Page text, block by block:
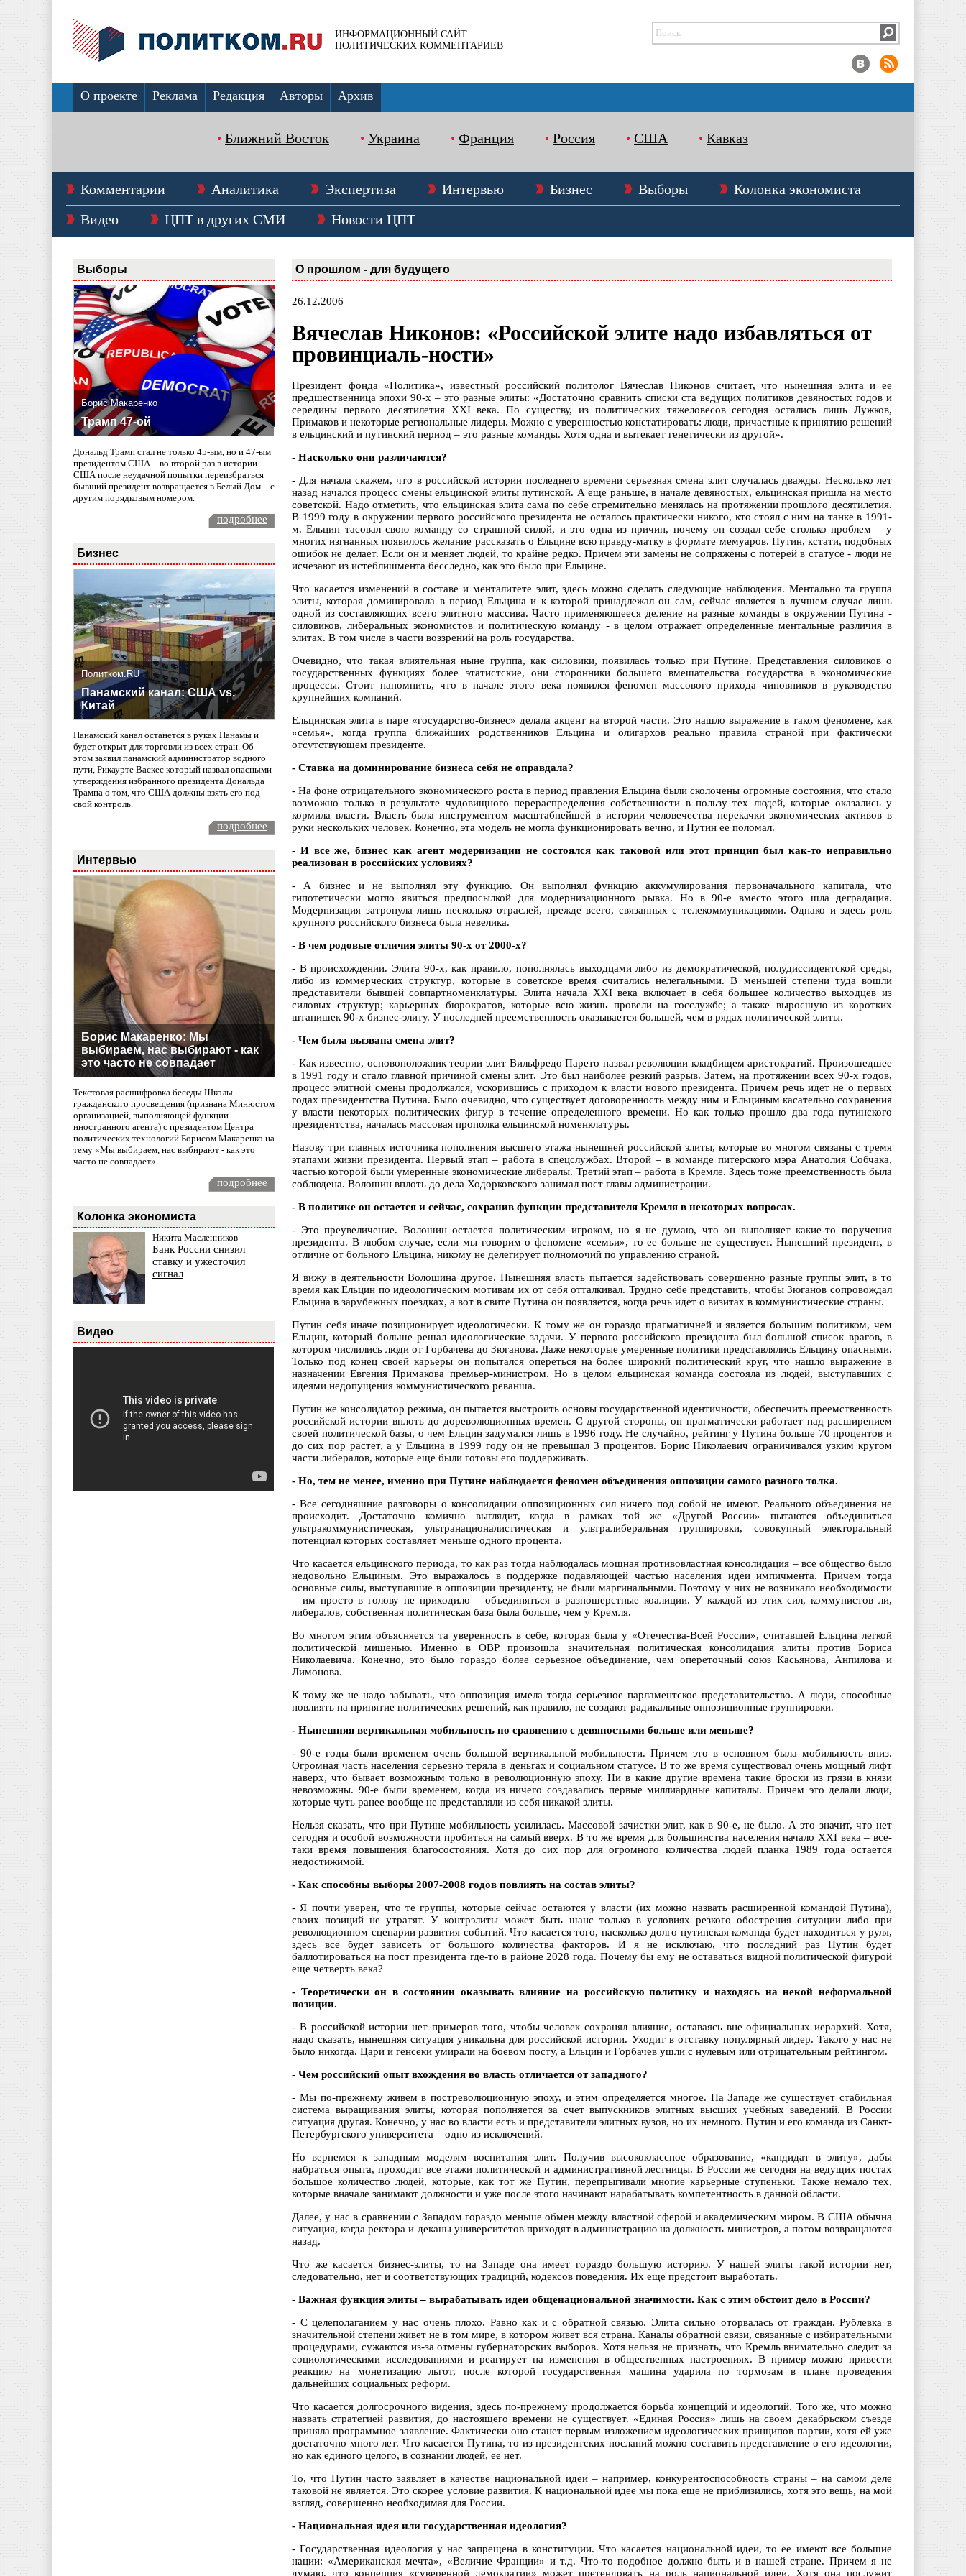
ИНФОРМАЦИОННЫЙ САЙТ
ПОЛИТИЧЕСКИХ КОММЕНТАРИЕВ
О проекте Реклама Редакция Авторы Архив
Ближний Восток Украина Франция Россия США Кавказ
Комментарии Аналитика Экспертиза Интервью Бизнес Выборы
Колонка экономиста
Видео
ЦПТ в других СМИ Новости ЦПТ
Выборы
Борис Макаренко
Трамп 47-ой
Дональд Трамп стал не только 45-ым, но и 47-ым
президентом США – во второй раз в истории
США после неудачной попытки переизбраться
бывший президент возвращается в Белый Дом – с
другим порядковым номером.
подробнее
Бизнес
Политком.RU
Панамский канал: США vs.
Китай
Панамский канал останется в руках Панамы и
будет открыт для торговли из всех стран. Об
этом заявил панамский администратор водного
пути, Рикаурте Васкес который назвал опасными
утверждения избранного президента Дональда
Трампа о том, что США должны взять его под
свой контроль.
подробнее
Интервью
Борис Макаренко: Мы
выбираем, нас выбирают - как
это часто не совпадает
Текстовая расшифровка беседы Школы
гражданского просвещения (признана Минюстом
организацией, выполняющей функции
иностранного агента) с президентом Центра
политических технологий Борисом Макаренко на
тему «Мы выбираем, нас выбирают - как это
часто не совпадает».
подробнее
Колонка экономиста
Никита Масленников
Банк России снизил
ставку и ужесточил
сигнал
Видео
О прошлом - для будущего
26.12.2006
Вячеслав Никонов: «Российской элите надо избавляться от
провинциаль-ности»
Президент фонда «Политика», известный российский политолог Вячеслав Никонов считает, что нынешняя элита и ее
предшественница эпохи 90-х – это разные элиты: «Достаточно сравнить списки ста ведущих политиков девяностых годов и
середины первого десятилетия XXI века. По существу, из политических тяжеловесов сегодня остались лишь Лужков,
Примаков и некоторые региональные лидеры. Можно с уверенностью констатировать: люди, причастные к принятию решений
в ельцинский и путинский период – это разные команды. Хотя одна и вытекает генетически из другой».
- Насколько они различаются?
- Для начала скажем, что в российской истории последнего времени серьезная смена элит случалась дважды. Несколько лет
назад начался процесс смены ельцинской элиты путинской. А еще раньше, в начале девяностых, ельцинская пришла на место
советской. Надо отметить, что ельцинская элита сама по себе стремительно менялась на протяжении прошлого десятилетия.
В 1999 году в окружении первого российского президента не осталось практически никого, кто стоял с ним на танке в 1991-
м. Ельцин тасовал свою команду со страшной силой, и это одна из причин, почему он создал себе столько проблем – у
многих изгнанных появилось желание рассказать о Ельцине всю правду-матку в формате мемуаров. Путин, кстати, подобных
ошибок не делает. Если он и меняет людей, то крайне редко. Причем эти замены не сопряжены с потерей в статусе - люди не
исчезают из истеблишмента бесследно, как это было при Ельцине.
Что касается изменений в составе и менталитете элит, здесь можно сделать следующие наблюдения. Ментально та группа
элиты, которая доминировала в период Ельцина и к которой принадлежал он сам, сейчас является в лучшем случае лишь
одной из составляющих всего элитного массива. Часто применяющееся деление на разные команды в окружении Путина -
силовиков, либеральных экономистов и политическую команду - в целом отражает определенные ментальные различия в
элитах. В том числе в части воззрений на роль государства.
Очевидно, что такая влиятельная ныне группа, как силовики, появилась только при Путине. Представления силовиков о
государственных функциях более этатистские, они сторонники большего вмешательства государства в экономические
процессы. Стоит напомнить, что в начале этого века появился феномен массового прихода чиновников в руководство
крупнейших компаний.
Ельцинская элита в паре «государство-бизнес» делала акцент на второй части. Это нашло выражение в таком феномене, как
«семья», когда группа ближайших родственников Ельцина и олигархов реально правила страной при фактически
отсутствующем президенте.
- Ставка на доминирование бизнеса себя не оправдала?
- На фоне отрицательного экономического роста в период правления Ельцина были сколочены огромные состояния, что стало
возможно только в результате чудовищного перераспределения собственности в пользу тех людей, которые оказались у
кормила власти. Власть была инструментом масштабнейшей в истории человечества перекачки экономических активов в
руки нескольких человек. Конечно, эта модель не могла функционировать вечно, и Путин ее поломал.
- И все же, бизнес как агент модернизации не состоялся как таковой или этот принцип был как-то неправильно
реализован в российских условиях?
- А бизнес и не выполнял эту функцию. Он выполнял функцию аккумулирования первоначального капитала, что
гипотетически могло явиться предпосылкой для модернизационного рывка. Но в 90-е вместо этого шла деградация.
Модернизация затронула лишь несколько отраслей, прежде всего, связанных с телекоммуникациями. Однако и здесь роль
крупного российского бизнеса была невелика.
- В чем родовые отличия элиты 90-х от 2000-х?
- В происхождении. Элита 90-х, как правило, пополнялась выходцами либо из демократической, полудиссидентской среды,
либо из коммерческих структур, которые в советское время считались нелегальными. В меньшей степени туда вошли
представители бывшей совпартноменклатуры. Элита начала XXI века включает в себя большее количество выходцев из
силовых структур; карьерных бюрократов, которые всю жизнь провели на госслужбе; а также выросшую из коротких
штанишек 90-х бизнес-элиту. У последней преемственность оказывается большей, чем в рядах политической элиты.
- Чем была вызвана смена элит?
- Как известно, основоположник теории элит Вильфредо Парето назвал революции кладбищем аристократий. Произошедшее
в 1991 году и стало главной причиной смены элит. Это был наиболее резкий разрыв. Затем, на протяжении всех 90-х годов,
процесс элитной смены продолжался, ускорившись с приходом к власти нового президента. Причем речь идет не о первых
годах президентства Путина. Было очевидно, что существует договоренность между ним и Ельциным касательно сохранения
у власти некоторых политических фигур в течение определенного времени. Но как только прошло два года путинского
президентства, началась массовая прополка ельцинской номенклатуры.
Назову три главных источника пополнения высшего этажа нынешней российской элиты, которые во многом связаны с тремя
этапами жизни президента. Первый этап – работа в спецслужбах. Второй – в команде питерского мэра Анатолия Собчака,
частью которой были умеренные экономические либералы. Третий этап – работа в Кремле. Здесь тоже преемственность была
соблюдена. Волошин вплоть до дела Ходорковского занимал пост главы администрации.
- В политике он остается и сейчас, сохранив функции представителя Кремля в некоторых вопросах.
- Это преувеличение. Волошин остается политическим игроком, но я не думаю, что он выполняет какие-то поручения
президента. В любом случае, если мы говорим о феномене «семьи», то ее больше не существует. Нынешний президент, в
отличие от больного Ельцина, никому не делегирует полномочий по управлению страной.
Я вижу в деятельности Волошина другое. Нынешняя власть пытается задействовать совершенно разные группы элит, в то
время как Ельцин по идеологическим мотивам их от себя отталкивал. Трудно себе представить, чтобы Зюганов сопровождал
Ельцина в зарубежных поездках, а вот в свите Путина он появляется, когда речь идет о визитах в коммунистические страны.
Путин себя иначе позиционирует идеологически. К тому же он гораздо прагматичней и является большим политиком, чем
Ельцин, который больше решал идеологические задачи. У первого российского президента был большой список врагов, в
котором числились люди от Горбачева до Зюганова. Даже некоторые умеренные политики представлялись Ельцину опасными.
Только под конец своей карьеры он попытался опереться на более широкий политический круг, что нашло выражение в
назначении Евгения Примакова премьер-министром. Но в целом ельцинская команда состояла из людей, выступавших с
идеями недопущения коммунистического реванша.
Путин же консолидатор режима, он пытается выстроить основы государственной идентичности, обеспечить преемственность
российской истории вплоть до дореволюционных времен. С другой стороны, он прагматически работает над расширением
своей политической базы, о чем Ельцин задумался лишь в 1996 году. Не случайно, рейтинг у Путина больше 70 процентов и
до сих пор растет, а у Ельцина в 1999 году он не превышал 3 процентов. Борис Николаевич ограничивался узким кругом
части либералов, которые еще были готовы его поддерживать.
- Но, тем не менее, именно при Путине наблюдается феномен объединения оппозиции самого разного толка.
- Все сегодняшние разговоры о консолидации оппозиционных сил ничего под собой не имеют. Реального объединения не
происходит. Достаточно комично выглядит, когда в рамках той же «Другой России» пытаются объединиться
ультракоммунистическая, ультранационалистическая и ультралиберальная группировки, совокупный электоральный
потенциал которых составляет меньше одного процента.
Что касается ельцинского периода, то как раз тогда наблюдалась мощная противовластная консолидация – все общество было
недовольно Ельциным. Это выражалось в поддержке подавляющей частью населения идеи импичмента. Причем тогда
основные силы, выступавшие в оппозиции президенту, не были маргинальными. Поэтому у них не возникало необходимости
– им просто в голову не приходило – объединяться в разношерстные коалиции. У каждой из этих сил, коммунистов ли,
либералов, собственная политическая база была больше, чем у Кремля.
Во многом этим объясняется та уверенность в себе, которая была у «Отечества-Всей России», считавшей Ельцина легкой
политической мишенью. Именно в ОВР произошла значительная политическая консолидация элиты против Бориса
Николаевича. Конечно, это было гораздо более серьезное объединение, чем опереточный союз Касьянова, Анпилова и
Лимонова.
К тому же не надо забывать, что оппозиция имела тогда серьезное парламентское представительство. А люди, способные
повлиять на принятие политических решений, как правило, не создают радикальные оппозиционные группировки.
- Нынешняя вертикальная мобильность по сравнению с девяностыми больше или меньше?
- 90-е годы были временем очень большой вертикальной мобильности. Причем это в основном была мобильность вниз.
Огромная часть населения серьезно теряла в деньгах и социальном статусе. В то же время существовал очень мощный лифт
наверх, что бывает возможным только в революционную эпоху. Ни в какие другие времена такие броски из грязи в князи
невозможны. 90-е были временем, когда из ничего создавались первые миллиардные капиталы. Причем это делали люди,
которые чуть ранее вообще не представляли из себя никакой элиты.
Нельзя сказать, что при Путине мобильность усилилась. Массовой зачистки элит, как в 90-е, не было. А это значит, что нет
сегодня и особой возможности пробиться на самый вверх. В то же время для большинства населения начало XXI века – все-
таки время повышения благосостояния. Хотя до сих пор для огромного количества людей планка 1989 года остается
недостижимой.
- Как способны выборы 2007-2008 годов повлиять на состав элиты?
- Я почти уверен, что те группы, которые сейчас остаются у власти (их можно назвать расширенной командой Путина),
своих позиций не утратят. У контрэлиты может быть шанс только в условиях резкого обострения ситуации либо при
революционном сценарии развития событий. Что касается того, насколько долго путинская команда будет находиться у руля,
здесь все будет зависеть от большого количества факторов. И я не исключаю, что последний раз Путин будет
баллотироваться на пост президента где-то в районе 2028 года. Почему бы ему не оставаться видной политической фигурой
еще четверть века?
- Теоретически он в состоянии оказывать влияние на российскую политику и находясь на некой неформальной
позиции.
- В российской истории нет примеров того, чтобы человек сохранял влияние, оставаясь вне официальных иерархий. Хотя,
надо сказать, нынешняя ситуация уникальна для российской истории. Уходит в отставку популярный лидер. Такого у нас не
было никогда. Цари и генсеки умирали на боевом посту, а Ельцин и Горбачев ушли с нулевым или отрицательным рейтингом.
- Чем российский опыт вхождения во власть отличается от западного?
- Мы по-прежнему живем в постреволюционную эпоху, и этим определяется многое. На Западе же существует стабильная
система выращивания элиты, которая пополняется за счет выпускников элитных высших учебных заведений. В России
ситуация другая. Конечно, у нас во власти есть и представители элитных вузов, но их немного. Путин и его команда из Санкт-
Петербургского университета – одно из исключений.
Но вернемся к западным моделям воспитания элит. Получив высококлассное образование, «кандидат в элиту», дабы
набраться опыта, проходит все этажи политической и административной лестницы. В России же сегодня на ведущих постах
большое количество людей, которые, как тот же Путин, перепрыгивали многие карьерные ступеньки. Также немало тех,
которые вначале занимают должности и уже после этого начинают нарабатывать компетентность в данной области.
Далее, у нас в сравнении с Западом гораздо меньше обмен между властной сферой и академическим миром. В США обычна
ситуация, когда ректора и деканы университетов приходят в администрацию на должность министров, а потом возвращаются
назад.
Что же касается бизнес-элиты, то на Западе она имеет гораздо большую историю. У нашей элиты такой истории нет,
следовательно, нет и соответствующих традиций, кодексов поведения. Их еще предстоит выработать.
- Важная функция элиты – вырабатывать идеи общенациональной значимости. Как с этим обстоит дело в России?
- С целеполаганием у нас очень плохо. Равно как и с обратной связью. Элита сильно оторвалась от граждан. Рублевка в
значительной степени живет не в том мире, в котором живет вся страна. Каналы обратной связи, связанные с избирательными
процедурами, сужаются из-за отмены губернаторских выборов. Хотя нельзя не признать, что Кремль внимательно следит за
социологическими исследованиями и реагирует на изменения в общественных настроениях. В пример можно привести
реакцию на монетизацию льгот, после которой государственная машина ударила по тормозам в плане проведения
дальнейших социальных реформ.
Что касается долгосрочного видения, здесь по-прежнему продолжается борьба концепций и идеологий. Того же, что можно
назвать стратегией развития, до настоящего времени не существует. «Единая Россия» лишь на своем декабрьском съезде
приняла программное заявление. Фактически оно станет первым изложением идеологических принципов партии, хотя ей уже
достаточно много лет. Что касается Путина, то из президентских посланий можно составить представление о его идеологии,
но как единого целого, в сознании людей, ее нет.
То, что Путин часто заявляет в качестве национальной идеи – например, конкурентоспособность страны – на самом деле
таковой не является. Это скорее условие развития. К национальной идее мы пока еще не приблизились, хотя это вещь, на мой
взгляд, совершенно необходимая для России.
- Национальная идея или государственная идеология?
- Государственная идеология у нас запрещена в конституции. Что касается национальной идеи, то ее имеют все большие
нации: «Американская мечта», «Величие Франции» и т.д. Что-то подобное должно быть и в нашей стране. Причем я не
думаю, что концепция «суверенной демократии» может претендовать на роль национальной идеи. Хотя она послужит